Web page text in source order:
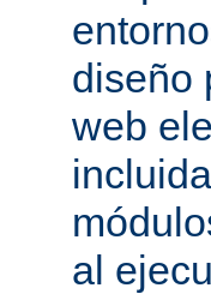
diseño
web
al